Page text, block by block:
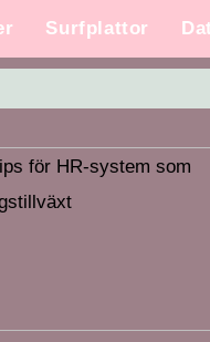
Surfplattor